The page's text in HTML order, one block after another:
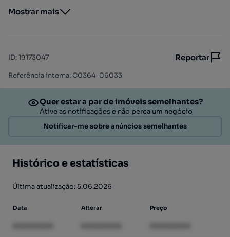
Mostrar mais
ID:19173047 Reportar
Referência interna: C0364-06033
Quer estar a par de imóveis semelhantes?
Ative as notificações e não perca um negócio
Notificar-me sobre anúncios semelhantes
Histórico e estatísticas
Última atualização: 5.06.2026
Data Alterar Preço